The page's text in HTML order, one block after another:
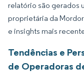
relatório são gerados
proprietária da
e insights mais
Tendências e
de Operadoras